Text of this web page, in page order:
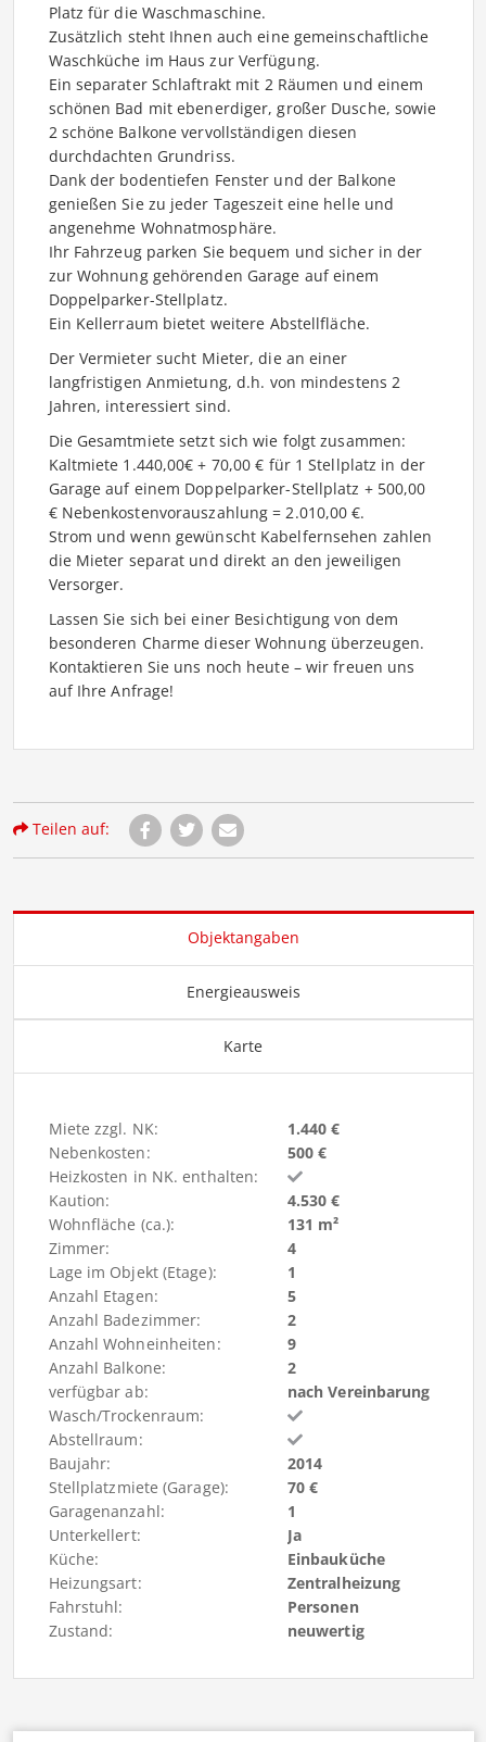
Platz für die Waschmaschine.
Zusätzlich steht Ihnen auch eine gemeinschaftliche
Waschküche im Haus zur Verfügung.
Ein separater Schlaftrakt mit 2 Räumen und einem
schönen Bad mit ebenerdiger, großer Dusche, sowie
2 schöne Balkone vervollständigen diesen
durchdachten Grundriss.
Dank der bodentiefen Fenster und der Balkone
genießen Sie zu jeder Tageszeit eine helle und
angenehme Wohnatmosphäre.
Ihr Fahrzeug parken Sie bequem und sicher in der
zur Wohnung gehörenden Garage auf einem
Doppelparker-Stellplatz.
Ein Kellerraum bietet weitere Abstellfläche.
Der Vermieter sucht Mieter, die an einer
langfristigen Anmietung, d.h. von mindestens 2
Jahren, interessiert sind.
Die Gesamtmiete setzt sich wie folgt zusammen:
Kaltmiete 1.440,00€ + 70,00 € für 1 Stellplatz in der
Garage auf einem Doppelparker-Stellplatz + 500,00
€ Nebenkostenvorauszahlung = 2.010,00 €.
Strom und wenn gewünscht Kabelfernsehen zahlen
die Mieter separat und direkt an den jeweiligen
Versorger.
Lassen Sie sich bei einer Besichtigung von dem
besonderen Charme dieser Wohnung überzeugen.
Kontaktieren Sie uns noch heute – wir freuen uns
auf Ihre Anfrage!
Teilen auf:
Objektangaben
Energieausweis
Karte
Miete zzgl. NK:
1.440 €
Nebenkosten:
500 €
Heizkosten in NK. enthalten:
Kaution:
4.530 €
Wohnfläche (ca.):
131 m²
Zimmer:
4
Lage im Objekt (Etage):
1
Anzahl Etagen:
5
Anzahl Badezimmer:
2
Anzahl Wohneinheiten:
9
Anzahl Balkone:
2
verfügbar ab:
nach Vereinbarung
Wasch/Trockenraum:
Abstellraum:
Baujahr:
2014
Stellplatzmiete (Garage):
70 €
Garagenanzahl:
1
Unterkellert:
Ja
Küche:
Einbauküche
Heizungsart:
Zentralheizung
Fahrstuhl:
Personen
Zustand:
neuwertig